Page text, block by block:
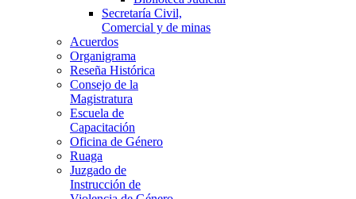
Secretaría Civil,
Comercial y de minas
Acuerdos
Organigrama
Reseña Histórica
Consejo de la
Magistratura
Escuela de
Capacitación
Oficina de Género
Ruaga
Juzgado de
Instrucción de